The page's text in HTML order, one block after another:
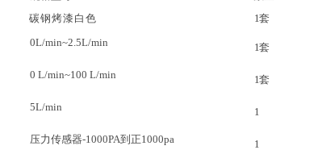
碳钢烤漆白色 1套
0L/min~2.5L/min 1套
0 L/min~100 L/min 1套
5L/min 1
压力传感器-1000PA到正1000pa 1